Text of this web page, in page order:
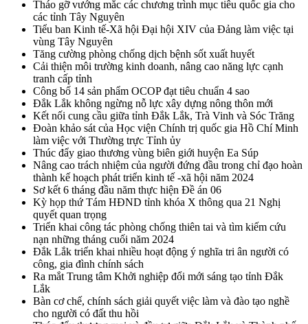
Tháo gỡ vướng mắc các chương trình mục tiêu quốc gia cho
các tỉnh Tây Nguyên
Tiểu ban Kinh tế-Xã hội Đại hội XIV của Đảng làm việc tại
vùng Tây Nguyên
Tăng cường phòng chống dịch bệnh sốt xuất huyết
Cải thiện môi trường kinh doanh, nâng cao năng lực cạnh
tranh cấp tỉnh
Công bố 14 sản phẩm OCOP đạt tiêu chuẩn 4 sao
Đắk Lắk không ngừng nỗ lực xây dựng nông thôn mới
Kết nối cung cầu giữa tỉnh Đắk Lắk, Trà Vinh và Sóc Trăng
Đoàn khảo sát của Học viện Chính trị quốc gia Hồ Chí Minh
làm việc với Thường trực Tỉnh ủy
Thúc đẩy giao thương vùng biên giới huyện Ea Súp
Nâng cao trách nhiệm của người đứng đầu trong chỉ đạo hoàn
thành kế hoạch phát triển kinh tế -xã hội năm 2024
Sơ kết 6 tháng đầu năm thực hiện Đề án 06
Kỳ họp thứ Tám HĐND tỉnh khóa X thông qua 21 Nghị
quyết quan trọng
Triển khai công tác phòng chống thiên tai và tìm kiếm cứu
nạn những tháng cuối năm 2024
Đắk Lắk triển khai nhiều hoạt động ý nghĩa tri ân người có
công, gia đình chính sách
Ra mắt Trung tâm Khởi nghiệp đổi mới sáng tạo tỉnh Đắk
Lắk
Bàn cơ chế, chính sách giải quyết việc làm và đào tạo nghề
cho người có đất thu hồi